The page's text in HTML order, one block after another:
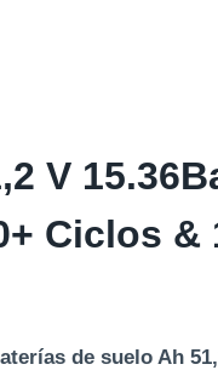
V
Ciclos &
de suelo Ah